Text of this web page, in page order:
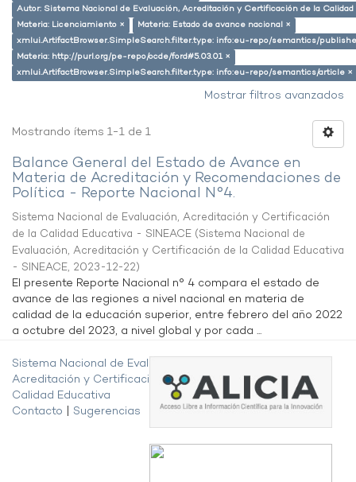
Autor: Sistema Nacional de Evaluación, Acreditación y Certificación de la
Materia: Licenciamiento ×
Materia: Estado de avance nacional ×
xmlui.ArtifactBrowser.SimpleSearch.filter.type: info:eu-repo/semantics/
Materia: http://purl.org/pe-repo/ocde/ford#5.03.01 ×
xmlui.ArtifactBrowser.SimpleSearch.filter.type: info:eu-repo/semantics/article ×
Mostrar filtros avanzados
Mostrando ítems 1-1 de 1
Balance General del Estado de Avance en
Materia de Acreditación y Recomendaciones de
Política - Reporte Nacional N°4.
Sistema Nacional de Evaluación, Acreditación y Certificación
de la Calidad Educativa - SINEACE (Sistema Nacional de
Evaluación, Acreditación y Certificación de la Calidad Educativa
- SINEACE, 2023-12-22)
El presente Reporte Nacional n° 4 compara el estado de
avance de las regiones a nivel nacional en materia de
calidad de la educación superior, entre febrero del año 2022
a octubre del 2023, a nivel global y por cada ...
Sistema Nacional de Evaluación,
Acreditación y Certificación de la
Calidad Educativa
Contacto
Sugerencias